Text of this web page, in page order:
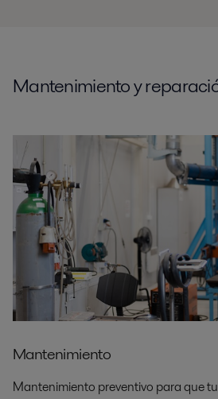
Mantenimiento y
Mantenimiento
Mantenimiento preventivo para que